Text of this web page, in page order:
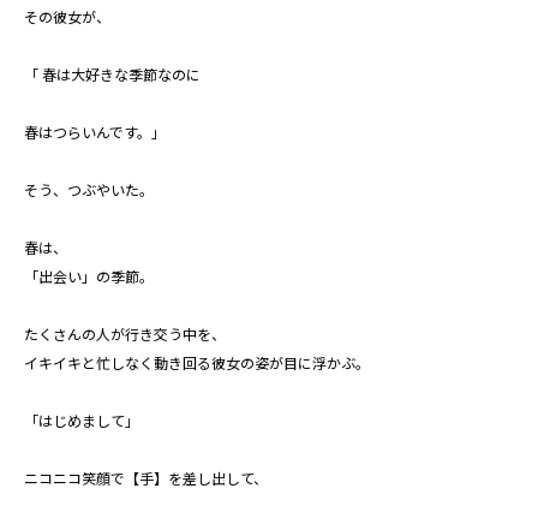
その彼女が、
「 春は大好きな季節なのに
春はつらいんです。」
そう、つぶやいた。
春は、
「出会い」の季節。
たくさんの人が行き交う中を、
イキイキと忙しなく動き回る彼女の姿が目に浮かぶ。
「はじめまして」
ニコニコ笑顔で【手】を差し出して、